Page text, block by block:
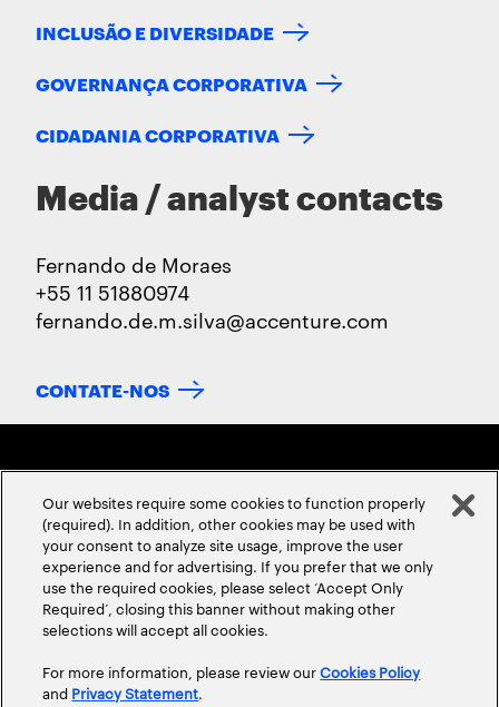
INCLUSÃO E DIVERSIDADE
GOVERNANÇA CORPORATIVA
CIDADANIA CORPORATIVA
Media / analyst contacts
Fernando de Moraes
+55 11 51880974
fernando.de.m.silva@accenture.com
CONTATE-NOS
SOBRE NÓSCONTATE-NOSCARREIRASLOCALIDADES
Our websites require some cookies to function properly
(required). In addition, other cookies may be used with
your consent to analyze site usage, improve the user
experience and for advertising. If you prefer that we only
use the required cookies, please select ‘Accept Only
Required’, closing this banner without making other
selections will accept all cookies.
For more information, please review ourCookies Policy
and Privacy Statement.